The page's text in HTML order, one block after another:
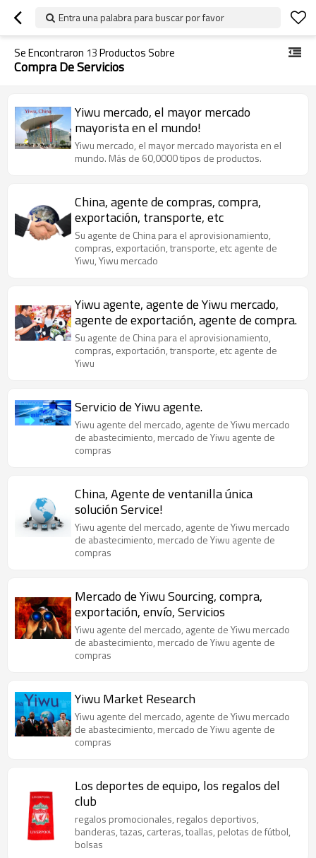
Entra una palabra para buscar por favor
Se Encontraron 13Productos Sobre
Compra De Servicios
Yiwu mercado, el mayor mercado
mayorista en el mundo!
Yiwu mercado, el mayor mercado mayorista en el
mundo. Más de 60,0000 tipos de productos.
China, agente de compras, compra,
exportación, transporte, etc
Su agente de China para el aprovisionamiento,
compras, exportación, transporte, etc agente de
Yiwu, Yiwu mercado
Yiwu agente, agente de Yiwu mercado,
agente de exportación, agente de compra.
Su agente de China para el aprovisionamiento,
compras, exportación, transporte, etc agente de
Yiwu
Servicio de Yiwu agente.
Yiwu agente del mercado, agente de Yiwu mercado
de abastecimiento, mercado de Yiwu agente de
compras
China, Agente de ventanilla única
solución Service!
Yiwu agente del mercado, agente de Yiwu mercado
de abastecimiento, mercado de Yiwu agente de
compras
Mercado de Yiwu Sourcing, compra,
exportación, envío, Servicios
Yiwu agente del mercado, agente de Yiwu mercado
de abastecimiento, mercado de Yiwu agente de
compras
Yiwu Market Research
Yiwu agente del mercado, agente de Yiwu mercado
de abastecimiento, mercado de Yiwu agente de
compras
Los deportes de equipo, los regalos del
club
regalos promocionales, regalos deportivos,
banderas, tazas, carteras, toallas, pelotas de fútbol,
bolsas